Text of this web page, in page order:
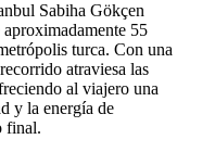
Sabiha Gökçen
55
turca. Con una
atraviesa las
al viajero una
y la energía de
final.